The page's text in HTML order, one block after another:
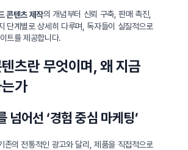
콘텐츠 제작의 개념부터 신뢰 구축, 판매 촉진,
단계별로 상세히 다루며, 독자들이 실질적으로
트를 제공합니다.
츠란 무엇이며, 왜 지금
가
넘어선 ‘경험 중심 마케팅’
존의 전통적인 광고와 달리, 제품을 직접적으로